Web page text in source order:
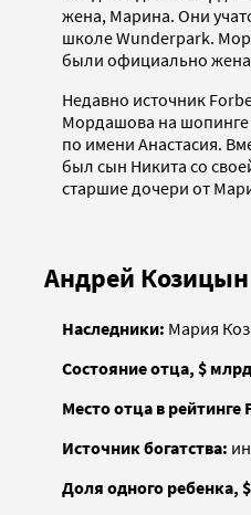
жена, Марина. Они
школе Wunderpark.
были официально
Недавно источник
Мордашова на шопинге
по имени Анастасия.
был сын Никита со
старшие дочери от
Андрей Козицын
Наследники: Мария
Состояние отца, $
Место отца в рейтинге
Источник богатства:
Доля одного ребенка,